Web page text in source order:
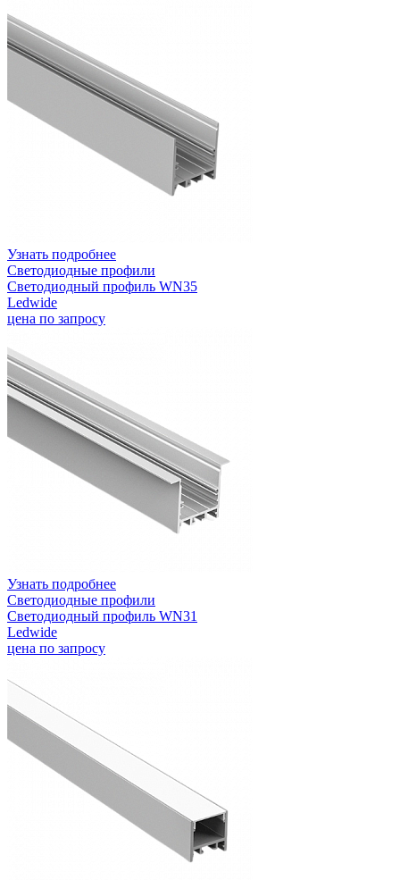
Узнать подробнее
Светодиодные профили
Светодиодный профиль WN35
Ledwide
цена по запросу
Узнать подробнее
Светодиодные профили
Светодиодный профиль WN31
Ledwide
цена по запросу